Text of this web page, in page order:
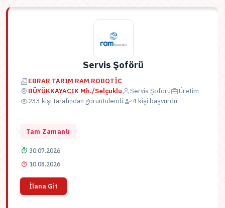
Servis Şoförü
EBRAR TARIM RAM ROBOTİC
BÜYÜKKAYACIK Mh./Selçuklu
Servis Şoförü
Üretim
233 kişi tarafından görüntülendi.
4 kişi başvurdu
Tam Zamanlı
30.07.2026
10.08.2026
İlana Git